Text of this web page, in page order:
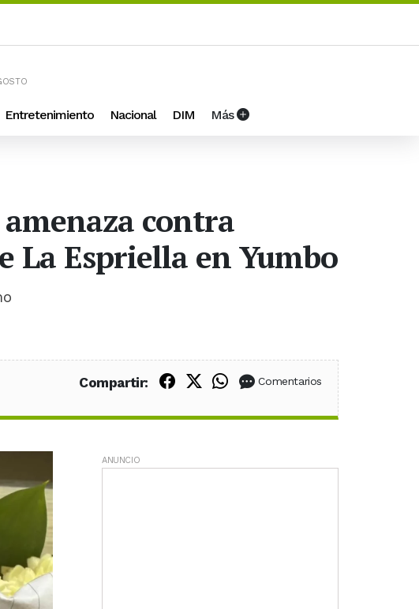
Entretenimiento Nacional DIM Más
contra
La Espriella en Yumbo
Compartir: Compartir en Facebook
Compartir en X (Twitter)
Compartir en WhatsApp
Comentarios
ANUNCIO